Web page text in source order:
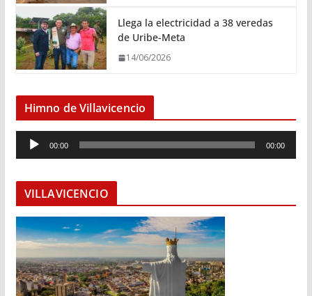
Llega la electricidad a 38 veredas
de Uribe-Meta
14/06/2026
Himno de Villavicencio
e
o
d
u
c
t
00:00 00:00
VILLAVICENCIO